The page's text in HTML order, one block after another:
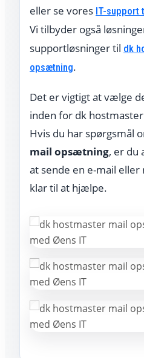
eller se vores IT-support
Vi tilbyder også
supportløsninger til dk
opsætning.
Det er vigtigt at vælge
inden for dk
Hvis du har spørgsmål
mail opsætning, er du
at sende en e-mail eller
klar til at hjælpe.